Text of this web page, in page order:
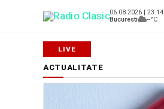
06.08.2026 | 23:14
Bucuresti
--°C
ACTUALITATE